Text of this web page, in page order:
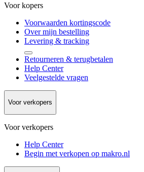
Voor kopers
Voorwaarden kortingscode
Over mijn bestelling
Levering & tracking
Retourneren & terugbetalen
Help Center
Veelgestelde vragen
Voor verkopers
Voor verkopers
Help Center
Begin met verkopen op makro.nl